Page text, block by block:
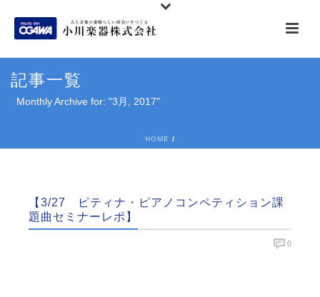
記事一覧
Monthly Archive for: "3月, 2017"
HOME /
【3/27 ピティナ・ピアノコンペティション課
題曲セミナーレポ】
0